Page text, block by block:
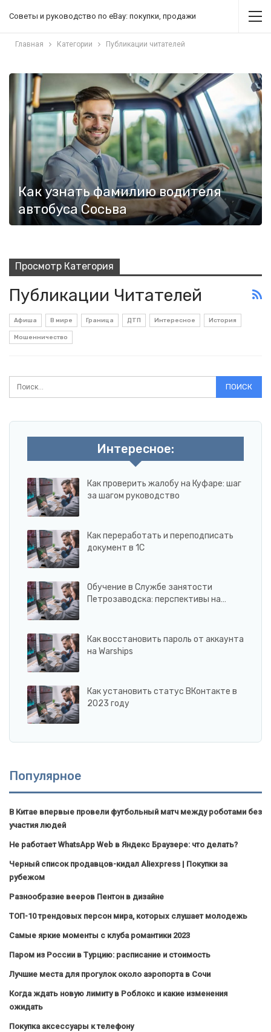
Советы и руководство по eBay: покупки, продажи
Главная Категории Публикации читателей
Как узнать фамилию водителя
автобуса Сосьва
Просмотр Категория
Публикации Читателей
Афиша В мире Граница ДТП Интересное История
Мошенничество
Интересное:
Как проверить жалобу на Куфаре: шаг
за шагом руководство
Как переработать и переподписать
документ в 1С
Обучение в Службе занятости
Петрозаводска: перспективы на…
Как восстановить пароль от аккаунта
на Warships
Как установить статус ВКонтакте в
2023 году
Популярное
В Китае впервые провели футбольный матч между роботами без
участия людей
Не работает WhatsApp Web в Яндекс Браузере: что делать?
Черный список продавцов-кидал Aliexpress | Покупки за
рубежом
Разнообразие вееров Пентон в дизайне
ТОП-10 трендовых персон мира, которых слушает молодежь
Самые яркие моменты с клуба романтики 2023
Паром из России в Турцию: расписание и стоимость
Лучшие места для прогулок около аэропорта в Сочи
Когда ждать новую лимиту в Роблокс и какие изменения
ожидать
Покупка аксессуары к телефону